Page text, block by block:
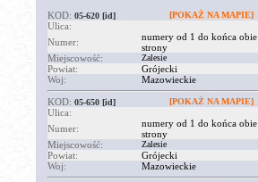
KOD: 05-620 [id] [POKAŻ NA MAPIE]
Ulica:
Numer:
numery od 1 do końca obie
strony
Miejscowość:
Zalesie
Powiat:
Grójecki
Woj:
Mazowieckie
KOD: 05-650 [id] [POKAŻ NA MAPIE]
Ulica:
Numer:
numery od 1 do końca obie
strony
Miejscowość:
Zalesie
Powiat:
Grójecki
Woj:
Mazowieckie